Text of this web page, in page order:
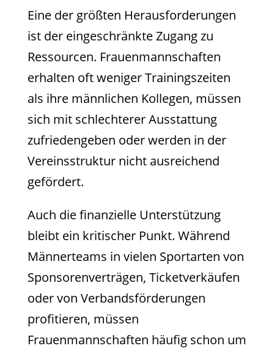
Eine der größten Herausforderungen
ist der eingeschränkte Zugang zu
Ressourcen. Frauenmannschaften
erhalten oft weniger Trainingszeiten
als ihre männlichen Kollegen, müssen
sich mit schlechterer Ausstattung
zufriedengeben oder werden in der
Vereinsstruktur nicht ausreichend
gefördert.
Auch die finanzielle Unterstützung
bleibt ein kritischer Punkt. Während
Männerteams in vielen Sportarten von
Sponsorenverträgen, Ticketverkäufen
oder von Verbandsförderungen
profitieren, müssen
Frauenmannschaften häufig schon um